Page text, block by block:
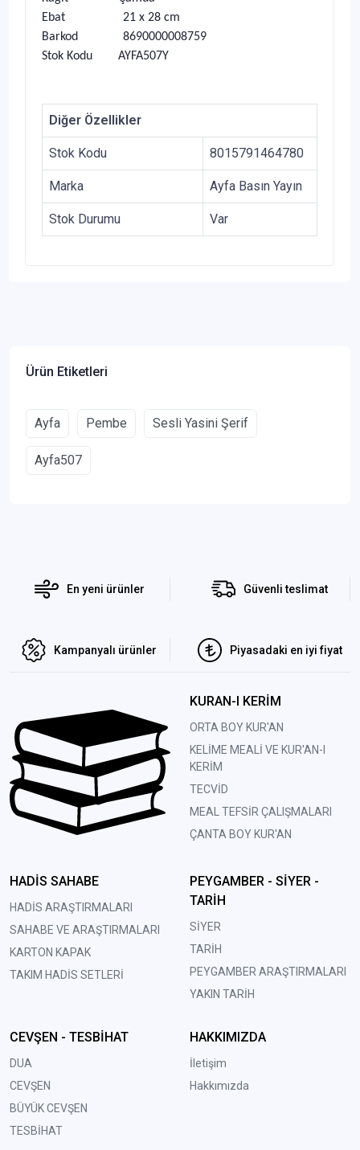
Ebat 21 x 28 cm
Barkod 8690000008759
Stok Kodu AYFA507Y
Diğer Özellikler
Stok Kodu 8015791464780
Marka Ayfa Basın Yayın
Stok Durumu Var
Ürün Etiketleri
Ayfa Pembe Sesli Yasini Şerif
Ayfa507
En yeni ürünler Güvenli teslimat
Kampanyalı ürünler Piyasadaki en iyi fiyat
KURAN-I KERİM
ORTA BOY KUR'AN
KELİME MEALİ VE KUR'AN-I
KERİM
TECVİD
MEAL TEFSİR ÇALIŞMALARI
ÇANTA BOY KUR'AN
HADİS SAHABE
HADİS ARAŞTIRMALARI
SAHABE VE ARAŞTIRMALARI
KARTON KAPAK
TAKIM HADİS SETLERİ
PEYGAMBER - SİYER -
TARİH
SİYER
TARİH
PEYGAMBER ARAŞTIRMALARI
YAKIN TARİH
CEVŞEN - TESBİHAT
DUA
CEVŞEN
BÜYÜK CEVŞEN
TESBİHAT
HAKKIMIZDA
İletişim
Hakkımızda